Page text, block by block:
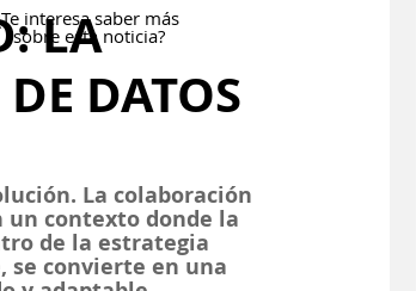
LA
DATOS
La colaboración
un contexto donde la
de la estrategia
se convierte en una
interesa saber más
sobre esta noticia?